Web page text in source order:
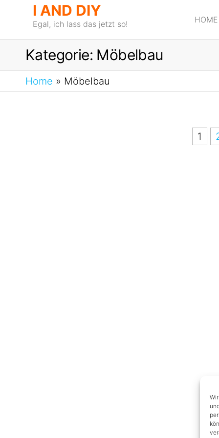
I AND DIY
Egal, ich lass das jetzt so! HOME
Kategorie: Möbelbau
Home » Möbelbau
1